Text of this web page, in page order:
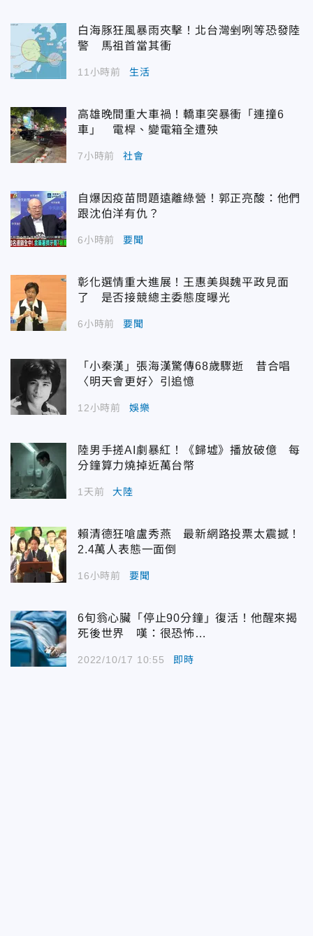
白海豚狂風暴雨夾擊！北台灣剉咧等恐發陸
警 馬祖首當其衝
11小時前 生活
高雄晚間重大車禍！轎車突暴衝「連撞6
車」 電桿、變電箱全遭殃
7小時前 社會
自爆因疫苗問題遠離綠營！郭正亮酸：他們
跟沈伯洋有仇？
6小時前 要聞
彰化選情重大進展！王惠美與魏平政見面
了 是否接競總主委態度曝光
6小時前 要聞
「小秦漢」張海漢驚傳68歲驟逝 昔合唱
〈明天會更好〉引追憶
12小時前 娛樂
陸男手搓AI劇暴紅！《歸墟》播放破億 每
分鐘算力燒掉近萬台幣
1天前 大陸
賴清德狂嗆盧秀燕 最新網路投票太震撼！
2.4萬人表態一面倒
16小時前 要聞
6旬翁心臟「停止90分鐘」復活！他醒來揭
死後世界 嘆：很恐怖…
2022/10/17 10:55 即時